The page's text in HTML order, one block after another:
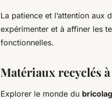
La patience et l’attention aux
expérimenter et à affiner les
fonctionnelles.
Matériaux recyclés
Explorer le monde du